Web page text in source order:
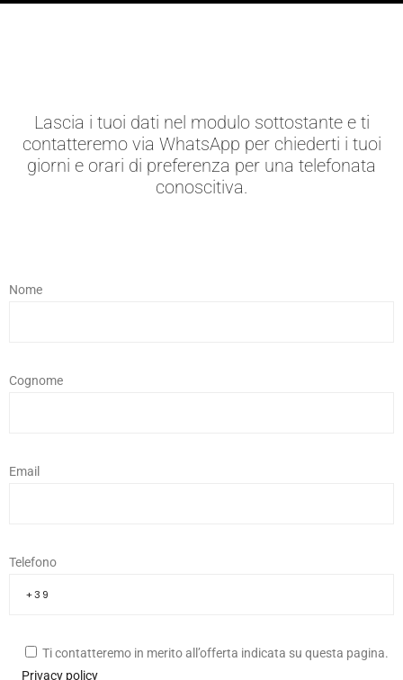
Lascia i tuoi dati nel modulo sottostante e ti
contatteremo via WhatsApp per chiederti i tuoi
giorni e orari di preferenza per una telefonata
conoscitiva.
Nome
Cognome
Email
Telefono
Ti contatteremo in merito all’offerta indicata su questa pagina.
Privacy policy